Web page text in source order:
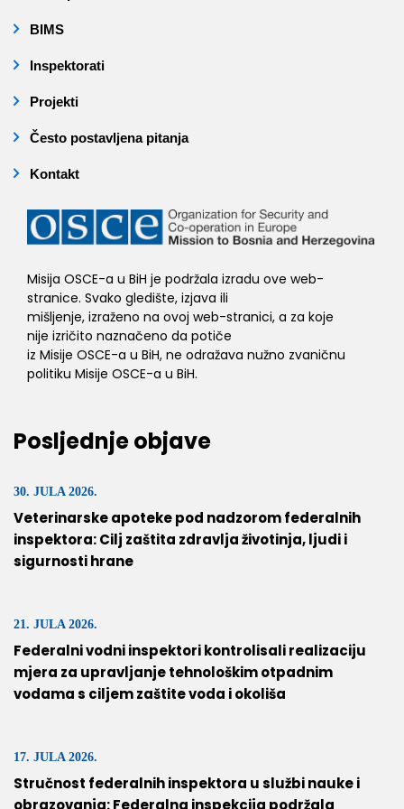
BIMS
Inspektorati
Projekti
Često postavljena pitanja
Kontakt
Misija OSCE-a u BiH je podržala izradu ove web-
stranice. Svako gledište, izjava ili
mišljenje, izraženo na ovoj web-stranici, a za koje
nije izričito naznačeno da potiče
iz Misije OSCE-a u BiH, ne odražava nužno zvaničnu
politiku Misije OSCE-a u BiH.
Posljednje objave
30. JULA 2026.
Veterinarske apoteke pod nadzorom federalnih
inspektora: Cilj zaštita zdravlja životinja, ljudi i
sigurnosti hrane
21. JULA 2026.
Federalni vodni inspektori kontrolisali realizaciju
mjera za upravljanje tehnološkim otpadnim
vodama s ciljem zaštite voda i okoliša
17. JULA 2026.
Stručnost federalnih inspektora u službi nauke i
obrazovanja: Federalna inspekcija podržala